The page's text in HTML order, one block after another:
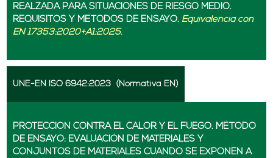
REALZADA PARA SITUACIONES DE RIESGO MEDIO.
REQUISITOS Y MÉTODOS DE ENSAYO. Equivalencia con
EN 17353:2020+A1:2025.
UNE-EN ISO 6942:2023 (Normativa EN)
PROTECCION CONTRA EL CALOR Y EL FUEGO. MÉTODO
DE ENSAYO: EVALUACIÓN DE MATERIALES Y
CONJUNTOS DE MATERIALES CUANDO SE EXPONEN A